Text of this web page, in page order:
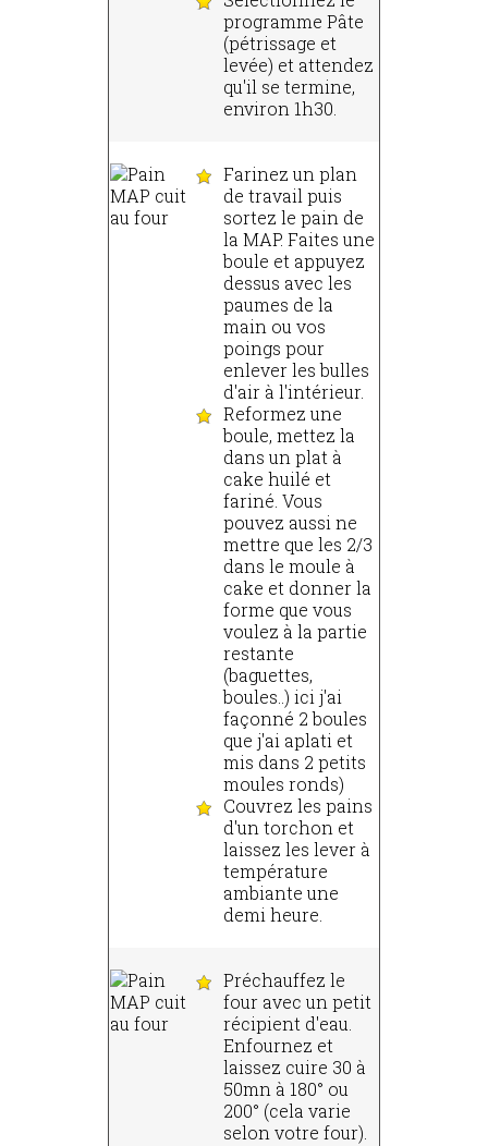
programme Pâte
(pétrissage et
levée) et attendez
qu'il se termine,
environ 1h30.
Farinez un plan
de travail puis
sortez le pain de
la MAP. Faites une
boule et appuyez
dessus avec les
paumes de la
main ou vos
poings pour
enlever les bulles
d'air à l'intérieur.
Reformez une
boule, mettez la
dans un plat à
cake huilé et
fariné. Vous
pouvez aussi ne
mettre que les 2/3
dans le moule à
cake et donner la
forme que vous
voulez à la partie
restante
(baguettes,
boules..) ici j'ai
façonné 2 boules
que j'ai aplati et
mis dans 2 petits
moules ronds)
Couvrez les pains
d'un torchon et
laissez les lever à
température
ambiante une
demi heure.
Préchauffez le
four avec un petit
récipient d'eau.
Enfournez et
laissez cuire 30 à
50mn à 180° ou
200° (cela varie
selon votre four).